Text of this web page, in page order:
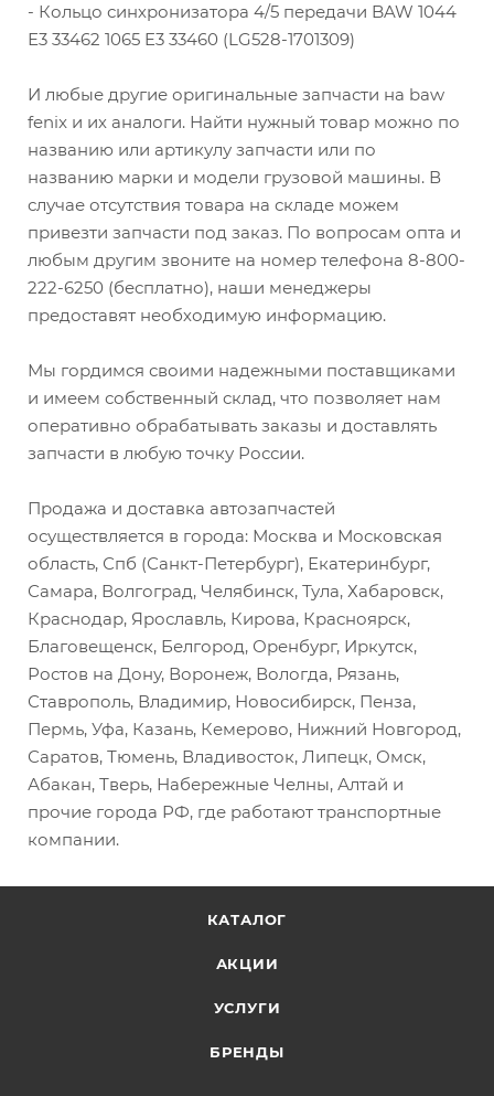
- Кольцо синхронизатора 4/5 передачи BAW 1044
Е3 33462 1065 E3 33460 (LG528-1701309)
И любые другие оригинальные запчасти на baw
fenix и их аналоги. Найти нужный товар можно по
названию или артикулу запчасти или по
названию марки и модели грузовой машины. В
случае отсутствия товара на складе можем
привезти запчасти под заказ. По вопросам опта и
любым другим звоните на номер телефона 8-800-
222-6250 (бесплатно), наши менеджеры
предоставят необходимую информацию.
Мы гордимся своими надежными поставщиками
и имеем собственный склад, что позволяет нам
оперативно обрабатывать заказы и доставлять
запчасти в любую точку России.
Продажа и доставка автозапчастей
осуществляется в города: Москва и Московская
область, Спб (Санкт-Петербург), Екатеринбург,
Самара, Волгоград, Челябинск, Тула, Хабаровск,
Краснодар, Ярославль, Кирова, Красноярск,
Благовещенск, Белгород, Оренбург, Иркутск,
Ростов на Дону, Воронеж, Вологда, Рязань,
Ставрополь, Владимир, Новосибирск, Пенза,
Пермь, Уфа, Казань, Кемерово, Нижний Новгород,
Саратов, Тюмень, Владивосток, Липецк, Омск,
Абакан, Тверь, Набережные Челны, Алтай и
прочие города РФ, где работают транспортные
компании.
КАТАЛОГ
АКЦИИ
УСЛУГИ
БРЕНДЫ